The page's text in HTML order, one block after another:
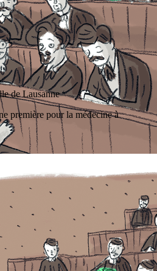
de Lausanne
première pour la médecine à